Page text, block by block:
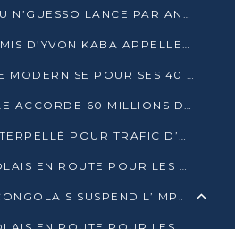
LE PRÉSIDENT SASSOU N’GUESSO LANCE PAR ANTICIPATION LA 39ÈME JOURNÉE NATIONALE DE L’ARBRE
L’ASSOCIATION LES AMIS D’YVON KABA APPELLENT DENIS SASSOU N’GUESSO À SE PORTER CANDIDAT
CONGO : LE BCBTP SE MODERNISE POUR SES 40 ANS D’EXISTENCE
LA BANQUE MONDIALE ACCORDE 60 MILLIONS DE DOLLARS POUR LA RÉSILIENCE URBAINE AU CONGO
NKAYI : UN HOMME INTERPELLÉ POUR TRAFIC D’UN BÉBÉ CHIMPANZÉ
55 ÉTUDIANTS CONGOLAIS EN ROUTE POUR LES UNIVERSITÉS ALGÉRIENNES
LE GOUVERNEMENT CONGOLAIS SUSPEND L’IMPORTATION DES MACHETTES ET DES MOTOS